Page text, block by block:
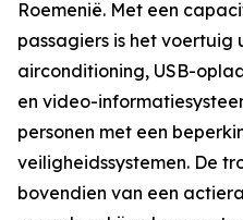
Roemenië. Met een
passagiers is het voertuig
airconditioning, USB-
en video-
personen met een
veiligheidssystemen. De
bovendien van een